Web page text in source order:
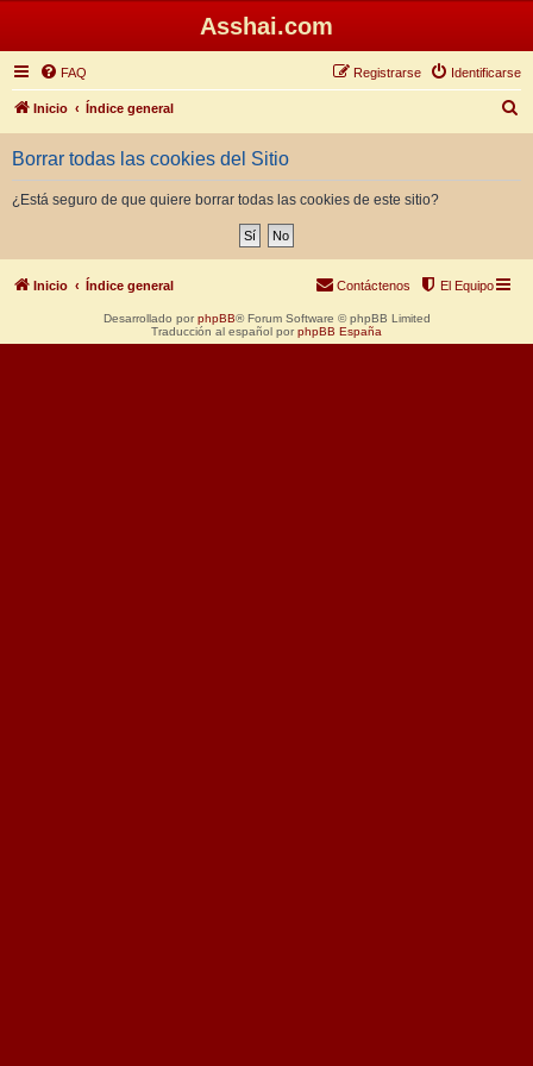
Asshai.com
FAQ Identificarse
Registrarse
Inicio Índice general
u
Borrar todas las cookies del Sitio
¿Está seguro de que quiere borrar todas las cookies de este sitio?
Inicio Índice general El Equipo
Contáctenos
Desarrollado por phpBB® Forum Software © phpBB Limited
Traducción al español por phpBB España